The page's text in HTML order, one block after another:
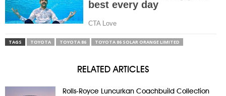
TAGS TOYOTA TOYOTA 86 TOYOTA 86 SOLAR ORANGE LIMITED
RELATED ARTICLES
Rolls-Royce Luncurkan Coachbuild Collection